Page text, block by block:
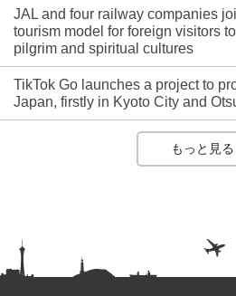
JAL and four railway companies
tourism model for foreign visitors
pilgrim and spiritual cultures
TikTok Go launches a project to
Japan, firstly in Kyoto City and
もっと見る